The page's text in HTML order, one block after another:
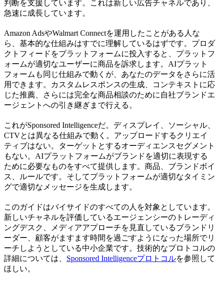
判断を支援しています。これは新しい広告チャネルであり、
急速に成長しています。
Amazon AdsやWalmart Connectを運用したことがある人な
ら、基本的な仕組みはすでに理解しているはずです。プロダ
クトフィードをプラットフォームに投入すると、プラットフ
ォームが適切なユーザーに商品を訴求します。AIプラット
フォームも同じ仕組みで動くが、あなたのデータをさらに活
用できます。カスタムレスポンスの生成、コンテキストに応
じた推薦、さらには完全な商品相談のために自社ブランドエ
ージェントへの引き継ぎまで行える。
これがSponsored Intelligenceだ。ディスプレイ、ソーシャル、
CTVとは異なる仕組みで動く。アップロードするクリエイ
ティブはない。ターゲットとするオーディエンスセグメント
もない。AIプラットフォームがブランドを適切に表現する
ために必要なものをすべて提供します。商品、ブランドボイ
ス、ルールです。そしてプラットフォームが適切なタイミン
グで適切なメッセージを生成します。
このガイドはバイサイドのすべての人を対象としています。
新しいチャネルを評価しているエージェンシーのトレーディ
ングデスク、メディアアプローチを見直しているブランドリ
ーダー、顧客がますます時間を過ごすようになった場所でリ
ーチしようとしている中小企業です。技術的なプロトコルの
詳細については、 Sponsored Intelligenceプロトコルを参照して
ほしい。